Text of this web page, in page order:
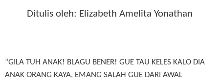
Ditulis oleh: Elizabeth Amelita Yonathan
“GILA TUH ANAK! BLAGU BENER! GUE TAU KELES KALO DIA
ANAK ORANG KAYA, EMANG SALAH GUE DARI AWAL